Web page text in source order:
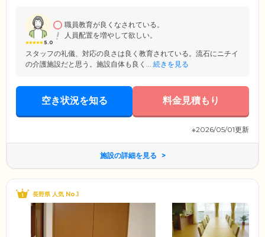
5.0
職員教育が良くなされている。
人員配置を増やして欲しい。
スタッフの礼儀、対応の良さは良く教育されている。流石にニチイ
の介護施設だと思う。施設自体も良く... 続きを見る
空き状況を知る 料金見積もり
※2026/05/01更新
施設の詳細を見る
長野県 人気 No.1